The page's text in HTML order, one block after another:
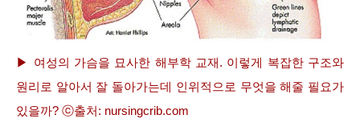
▶ 여성의 가슴을 묘사한 해부학 교재. 이렇게 복잡한 구조와
원리로 알아서 잘 돌아가는데 인위적으로 무엇을 해줄 필요가
있을까? ⓒ출처: nursingcrib.com